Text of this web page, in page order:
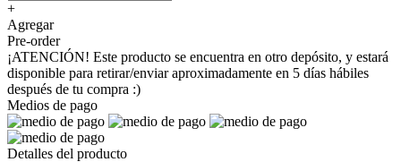
+
Agregar
Pre-order
¡ATENCIÓN! Este producto se encuentra en otro depósito, y estará
disponible para retirar/enviar aproximadamente en 5 días hábiles
después de tu compra :)
Medios de pago
Detalles del producto